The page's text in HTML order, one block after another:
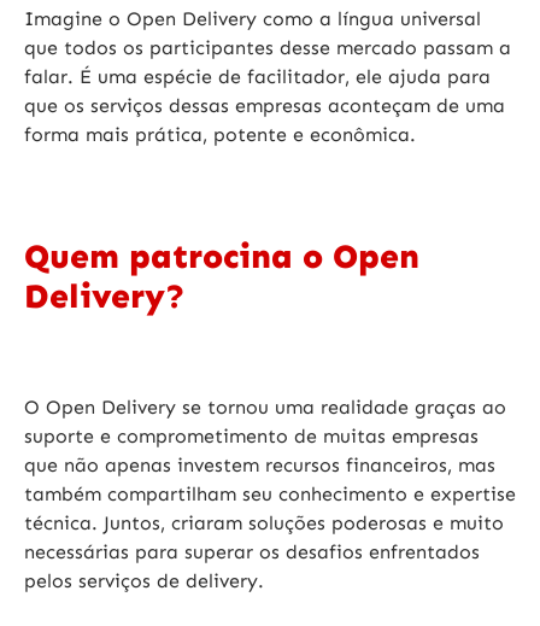
Imagine o Open Delivery como a língua universal
que todos os participantes desse mercado passam a
falar. É uma espécie de facilitador, ele ajuda para
que os serviços dessas empresas aconteçam de uma
forma mais prática, potente e econômica.
Quem patrocina o Open
Delivery?
O Open Delivery se tornou uma realidade graças ao
suporte e comprometimento de muitas empresas
que não apenas investem recursos financeiros, mas
também compartilham seu conhecimento e expertise
técnica. Juntos, criaram soluções poderosas e muito
necessárias para superar os desafios enfrentados
pelos serviços de delivery.